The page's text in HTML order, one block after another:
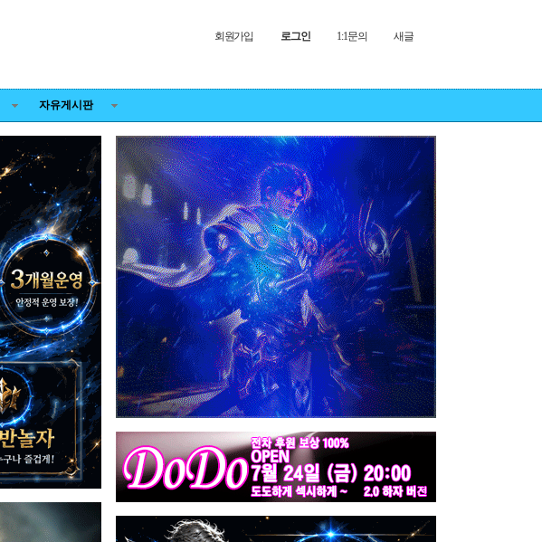
회원가입 로그인 1:1문의 새글
자유게시판